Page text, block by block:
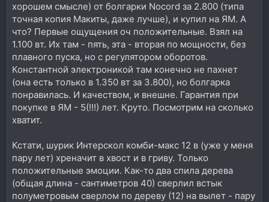
хорошем смысле) от болгарки Nocord за 2.800 (типа
точная копия Макиты, даже лучше), и купил на ЯМ. А
что? Первые ощущения оч положительные. Взял на
1.100 вт. Их там - пять, эта - вторая по мощности, без
плавного пуска, но с регулятором оборотов.
Константной электроникой там конечно не пахнет
(она есть только в 1.350 вт за 3.800), но болгарка
понравилась. И качеством, и внешне. Гарантия при
покупке в ЯМ - 5(!!!) лет. Круто. Посмотрим на сколько
хватит.
Кстати, шурик Интерскол комби-макс 12 в (уже у меня
пару лет) хреначит в хвост и в гриву. Только
положительные эмоции. Как-то два спила дерева
(общая длина - сантиметров 40) сверлил встык
полуметровым сверлом по дереву (12) на вылет - пару